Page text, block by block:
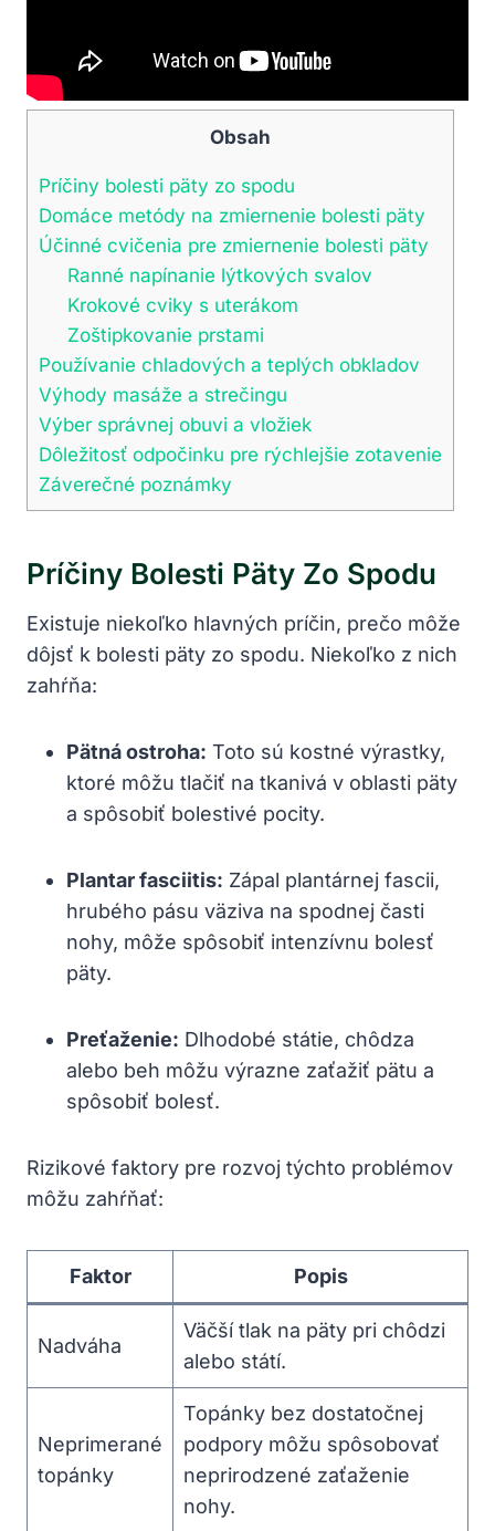
Obsah
Príčiny bolesti päty zo spodu
Domáce metódy na zmiernenie bolesti päty
Účinné cvičenia pre zmiernenie bolesti päty
Ranné napínanie lýtkových svalov
Krokové cviky s uterákom
Zoštipkovanie prstami
Používanie chladových a teplých obkladov
Výhody masáže a strečingu
Výber správnej obuvi a vložiek
Dôležitosť odpočinku pre rýchlejšie zotavenie
Záverečné poznámky
Príčiny Bolesti Päty Zo Spodu
Existuje niekoľko hlavných príčin, prečo môže
dôjsť k bolesti päty zo spodu. Niekoľko z nich
zahŕňa:
Pätná ostroha: Toto sú kostné výrastky,
ktoré môžu tlačiť na tkanivá v oblasti päty
a spôsobiť bolestivé pocity.
Plantar fasciitis: Zápal plantárnej fascii,
hrubého pásu väziva na spodnej časti
nohy, môže spôsobiť intenzívnu bolesť
päty.
Preťaženie: Dlhodobé státie, chôdza
alebo beh môžu výrazne zaťažiť pätu a
spôsobiť bolesť.
Rizikové faktory pre rozvoj týchto problémov
môžu zahŕňať:
Faktor Popis
Nadváha
Väčší tlak na päty pri chôdzi
alebo státí.
Neprimerané
topánky
Topánky bez dostatočnej
podpory môžu spôsobovať
neprirodzené zaťaženie
nohy.